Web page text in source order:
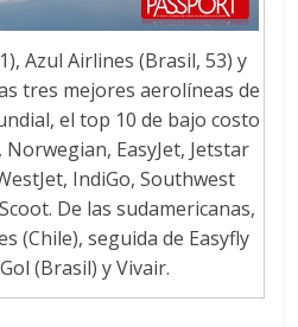
Azul Airlines (Brasil, 53) y
tres mejores aerolíneas de
el top 10 de bajo costo
EasyJet, Jetstar
IndiGo, Southwest
De las sudamericanas,
(Chile), seguida de Easyfly
(Brasil) y Vivair.